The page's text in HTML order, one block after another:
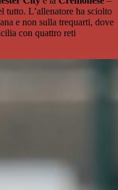
tutto. L’allenatore ha sciolto
e non sulla trequarti, dove
con quattro reti